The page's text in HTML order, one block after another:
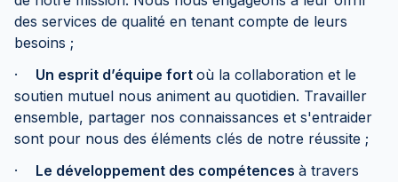
des services de qualité en tenant compte de leurs
besoins ;
· Un esprit d’équipe fort où la collaboration et le
soutien mutuel nous animent au quotidien. Travailler
ensemble, partager nos connaissances et s'entraider
sont pour nous des éléments clés de notre réussite ;
· Le développement des compétences à travers